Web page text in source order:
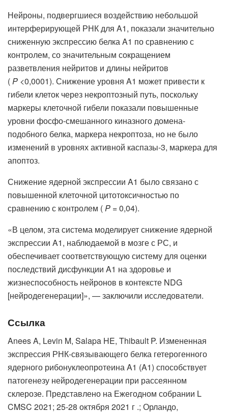
Нейроны, подвергшиеся воздействию небольшой
интерферирующей РНК для A1, показали значительно
сниженную экспрессию белка A1 по сравнению с
контролем, со значительным сокращением
разветвления нейритов и длины нейритов
(P <0,0001). Снижение уровня A1 может привести к
гибели клеток через некроптозный путь, поскольку
маркеры клеточной гибели показали повышенные
уровни фосфо-смешанного киназного домена-
подобного белка, маркера некроптоза, но не было
изменений в уровнях активной каспазы-3, маркера для
апоптоз.
Снижение ядерной экспрессии A1 было связано с
повышенной клеточной цитотоксичностью по
сравнению с контролем (P = 0,04).
«В целом, эта система моделирует снижение ядерной
экспрессии A1, наблюдаемой в мозге с РС, и
обеспечивает соответствующую систему для оценки
последствий дисфункции A1 на здоровье и
жизнеспособность нейронов в контексте NDG
[нейродегенерации]», — заключили исследователи.
Ссылка
Anees A, Levin M, Salapa HE, Thibault P. Измененная
экспрессия РНК-связывающего белка гетерогенного
ядерного рибонуклеопротеина A1 (A1) способствует
патогенезу нейродегенерации при рассеянном
склерозе. Представлено на Ежегодном собрании L
CMSC 2021; 25-28 октября 2021 г .; Орландо,